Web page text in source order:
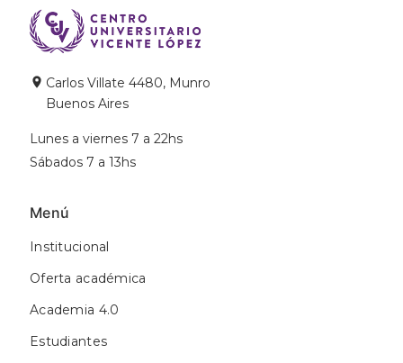
Carlos Villate 4480, Munro
Buenos Aires
Lunes a viernes 7 a 22hs
Sábados 7 a 13hs
Menú
Institucional
Oferta académica
Academia 4.0
Estudiantes